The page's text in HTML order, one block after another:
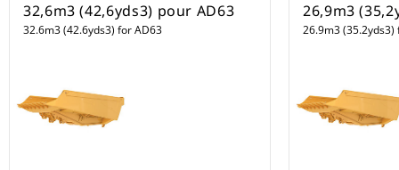
32,6m3 (42,6yds3) pour AD63
32.6m3 (42.6yds3) for AD63
26,9m3
26.9m3 (35.2yds3)